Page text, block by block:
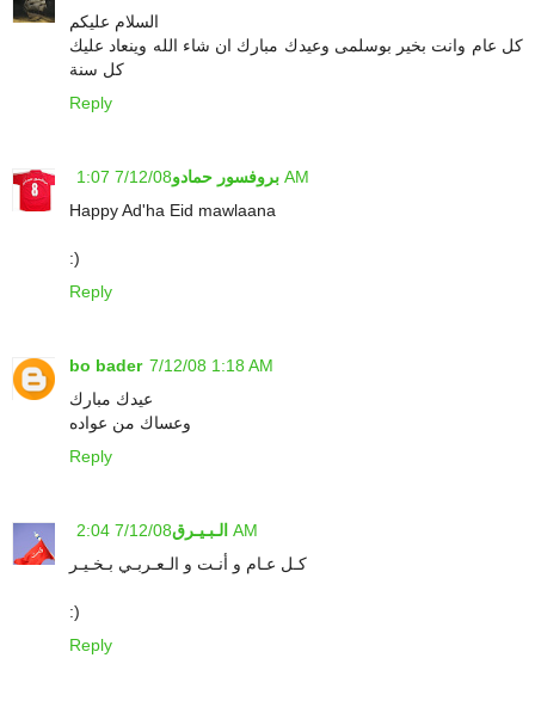
السلام عليكم
كل عام وانت بخير بوسلمى وعيدك مبارك ان شاء الله وينعاد عليك
كل سنة
Reply
بروفسور حمادو 7/12/08 1:07 AM
Happy Ad'ha Eid mawlaana
:)
Reply
bo bader 7/12/08 1:18 AM
عيدك مبارك
وعساك من عواده
Reply
الـبـيـرق 7/12/08 2:04 AM
كـل عـام و أنـت و الـعـربـي بـخـيـر
:)
Reply